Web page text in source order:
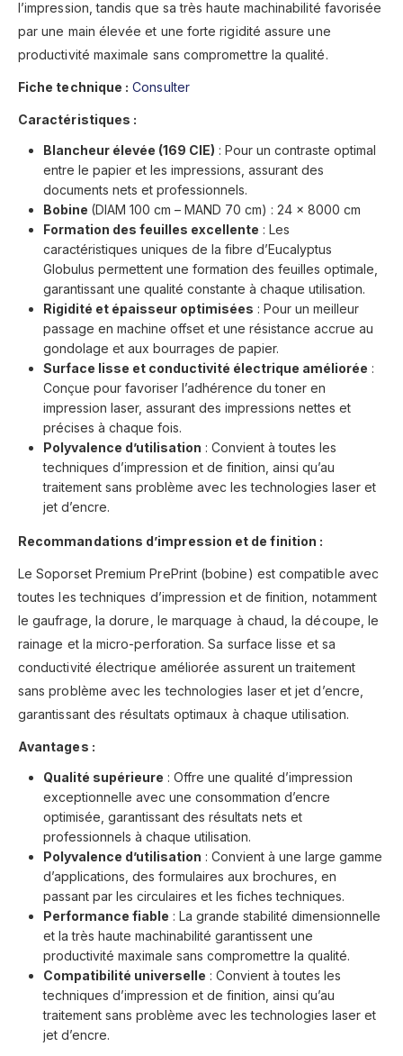
l’impression, tandis que sa très haute machinabilité favorisée
par une main élevée et une forte rigidité assure une
productivité maximale sans compromettre la qualité.
Fiche technique : Consulter
Caractéristiques :
Blancheur élevée (169 CIE) : Pour un contraste optimal
entre le papier et les impressions, assurant des
documents nets et professionnels.
Bobine (DIAM 100 cm – MAND 70 cm) : 24 x 8000 cm
Formation des feuilles excellente : Les
caractéristiques uniques de la fibre d’Eucalyptus
Globulus permettent une formation des feuilles optimale,
garantissant une qualité constante à chaque utilisation.
Rigidité et épaisseur optimisées : Pour un meilleur
passage en machine offset et une résistance accrue au
gondolage et aux bourrages de papier.
Surface lisse et conductivité électrique améliorée :
Conçue pour favoriser l’adhérence du toner en
impression laser, assurant des impressions nettes et
précises à chaque fois.
Polyvalence d’utilisation : Convient à toutes les
techniques d’impression et de finition, ainsi qu’au
traitement sans problème avec les technologies laser et
jet d’encre.
Recommandations d’impression et de finition :
Le Soporset Premium PrePrint (bobine) est compatible avec
toutes les techniques d’impression et de finition, notamment
le gaufrage, la dorure, le marquage à chaud, la découpe, le
rainage et la micro-perforation. Sa surface lisse et sa
conductivité électrique améliorée assurent un traitement
sans problème avec les technologies laser et jet d’encre,
garantissant des résultats optimaux à chaque utilisation.
Avantages :
Qualité supérieure : Offre une qualité d’impression
exceptionnelle avec une consommation d’encre
optimisée, garantissant des résultats nets et
professionnels à chaque utilisation.
Polyvalence d’utilisation : Convient à une large gamme
d’applications, des formulaires aux brochures, en
passant par les circulaires et les fiches techniques.
Performance fiable : La grande stabilité dimensionnelle
et la très haute machinabilité garantissent une
productivité maximale sans compromettre la qualité.
Compatibilité universelle : Convient à toutes les
techniques d’impression et de finition, ainsi qu’au
traitement sans problème avec les technologies laser et
jet d’encre.